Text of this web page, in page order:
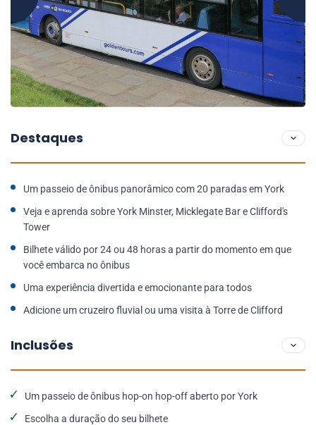
Destaques
Um passeio de ônibus panorâmico com 20 paradas em York
Veja e aprenda sobre York Minster, Micklegate Bar e Clifford's
Tower
Bilhete válido por 24 ou 48 horas a partir do momento em que
você embarca no ônibus
Uma experiência divertida e emocionante para todos
Adicione um cruzeiro fluvial ou uma visita à Torre de Clifford
Inclusões
Um passeio de ônibus hop-on hop-off aberto por York
Escolha a duração do seu bilhete